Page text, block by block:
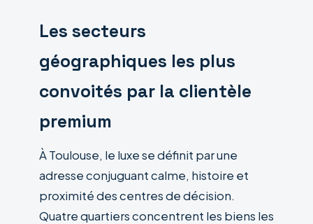
Les secteurs
géographiques les plus
convoités par la clientèle
premium
À Toulouse, le luxe se définit par une
adresse conjuguant calme, histoire et
proximité des centres de décision.
Quatre quartiers concentrent les biens les